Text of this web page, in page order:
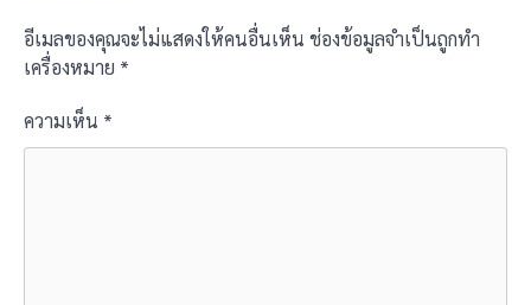
อีเมลของคุณจะไม่แสดงให้คนอื่นเห็น ช่องข้อมูลจำเป็นถูกทำ
เครื่องหมาย *
ความเห็น *